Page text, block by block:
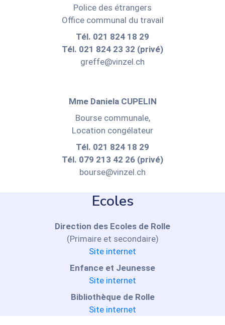
Police des étrangers
Office communal du travail
Tél. 021 824 18 29
Tél. 021 824 23 32 (privé)
greffe@vinzel.ch
Mme Daniela CUPELIN
Bourse communale,
Location congélateur
Tél. 021 824 18 29
Tél. 079 213 42 26 (privé)
bourse@vinzel.ch
Ecoles
Direction des Ecoles de Rolle
(Primaire et secondaire)
Site internet
Enfance et Jeunesse
Site internet
Bibliothèque de Rolle
Site internet